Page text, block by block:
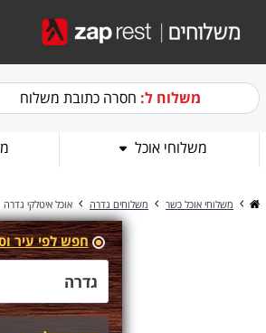
משלוח ל: חסרה כתובת משלוח
משלוחי אוכל
משלוחי אוכל כשר משלוחים גדרה אוכל איטלקי גדרה
חפש לפי עיר